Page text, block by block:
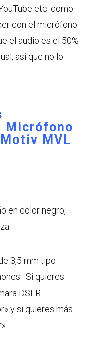
etc. como
con el micrófono
el audio es el 50%
así que no lo
Micrófono
MVL
en color negro,
3,5 mm tipo
Si quieres
DSLR
y si quieres más